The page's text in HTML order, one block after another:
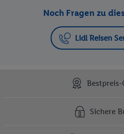
Noch Fragen zu
Lidl Reisen
Sichere